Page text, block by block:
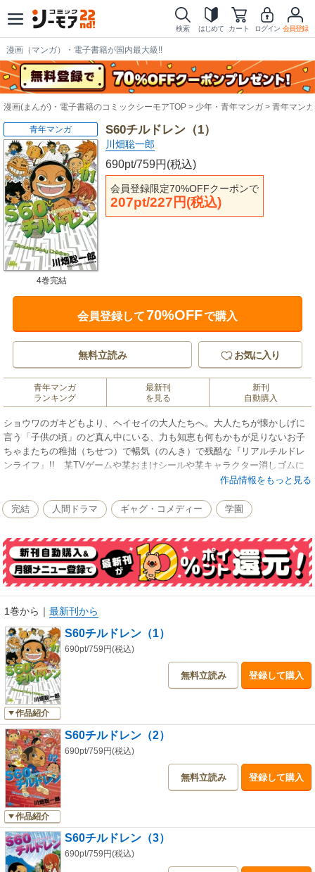
検索 はじめて カート ログイン 会員登録
漫画（マンガ）・電子書籍が国内最大級!!
漫画(まんが)・電子書籍のコミックシーモアTOP 少年・青年マンガ 青年マンガ
S60チルドレン（1）
川畑聡一郎
690pt/759円(税込)
会員登録限定70%OFFクーポンで
207pt/227円(税込)
青年マンガ
4巻完結
会員登録して70%OFFで購入
無料立読み お気に入り
青年マンガ
ランキング
最新刊
を見る
新刊
自動購入
ショウワのガキどもより、ヘイセイの大人たちへ。大人たちが懐かしげに
言う「子供の頃」のど真ん中にいる、力も知恵も何もかもが足りないお子
ちゃまたちの稚拙（ちせつ）で暢気（のんき）で残酷な『リアルチルドレ
ンライフ』!! 某TVゲームや某おまけシールや某キャラクター消しゴムに
涎（よだれ）垂らして飛びついた昭和のガキどもに贈ります。作品情報をもっと見る
完結 人間ドラマ ギャグ・コメディー 学園
1巻から ｜ 最新刊から
作品紹介
S60チルドレン（1）
690pt/759円(税込)
無料立読み 登録して購入
作品紹介
S60チルドレン（2）
690pt/759円(税込)
無料立読み 登録して購入
S60チルドレン（3）
690pt/759円(税込)